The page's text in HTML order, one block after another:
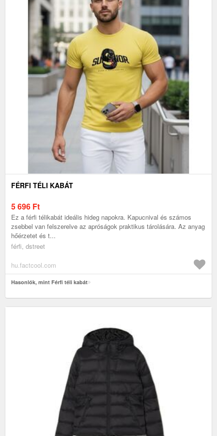
FÉRFI TÉLI KABÁT
5 696 Ft
Ez a férfi télikabát ideális hideg napokra. Kapucnival és számos
zsebbel van felszerelve az apróságok praktikus tárolására. Az anyag
hőérzetet és t...
férfi, dstreet
hu.factcool.com
Hasonlók, mint Férfi téli kabát